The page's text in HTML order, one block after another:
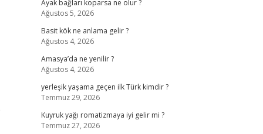
Ayak bağları koparsa ne olur ?
Ağustos 5, 2026
Basit kök ne anlama gelir ?
Ağustos 4, 2026
Amasya’da ne yenilir ?
Ağustos 4, 2026
yerleşik yaşama geçen ilk Türk kimdir ?
Temmuz 29, 2026
Kuyruk yağı romatizmaya iyi gelir mi ?
Temmuz 27, 2026